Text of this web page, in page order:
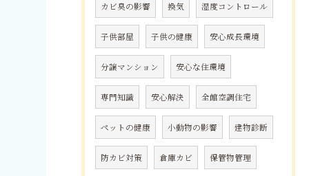
カビ臭の影響 換気 湿度コントロール
子供部屋 子供の健康 安心成長環境
分譲マンション 安心な住環境
専門知識 安心解決 全館空調住宅
ペットの健康 小動物の影響 建物診断
防カビ対策 倉庫カビ 保管物管理